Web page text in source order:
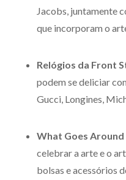
Jacobs, juntamente
que incorporam o
Relógios da Front
podem se deliciar
Gucci, Longines,
What Goes
celebrar a arte e o
bolsas e acessórios